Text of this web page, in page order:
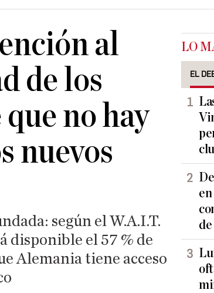
al
de los
no hay
nuevos
según el W.A.I.T.
disponible el 57 % de
Alemania tiene acceso
LO
EL